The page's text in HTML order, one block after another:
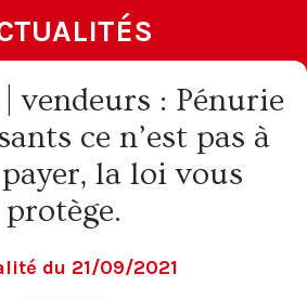
vendeurs : Pénurie
ce n’est pas à
la loi vous
protège.
du 21/09/2021